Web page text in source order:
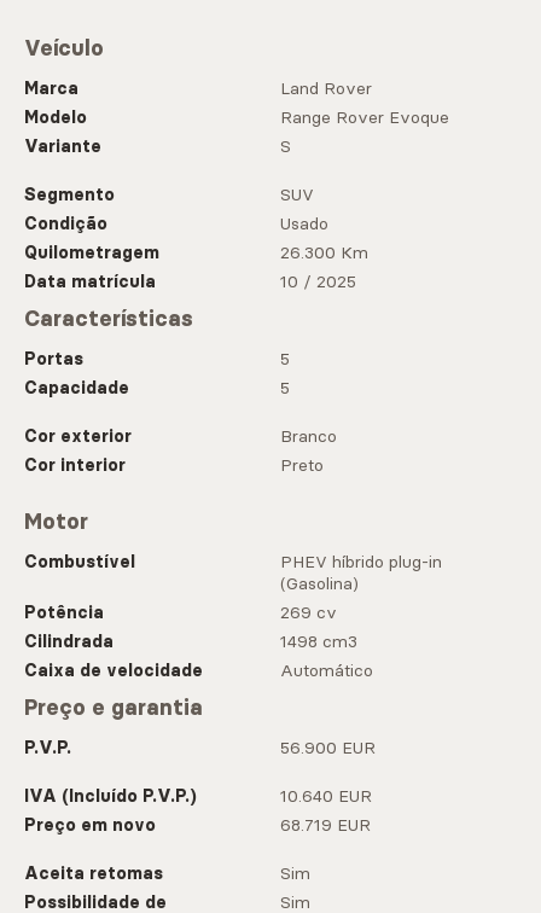
Veículo
Marca
Land Rover
Modelo
Range Rover Evoque
Variante
S
Segmento
SUV
Condição
Usado
Quilometragem
26.300 Km
Data matrícula
10 / 2025
Características
Portas
5
Capacidade
5
Cor exterior
Branco
Cor interior
Preto
Motor
Combustível
PHEV híbrido plug-in
(Gasolina)
Potência
269 cv
Cilindrada
1498 cm3
Caixa de velocidade
Automático
Preço e garantia
P.V.P. 56.900 EUR
IVA (Incluído P.V.P.)
10.640 EUR
Preço em novo
68.719 EUR
Aceita retomas
Sim
Possibilidade de
Sim